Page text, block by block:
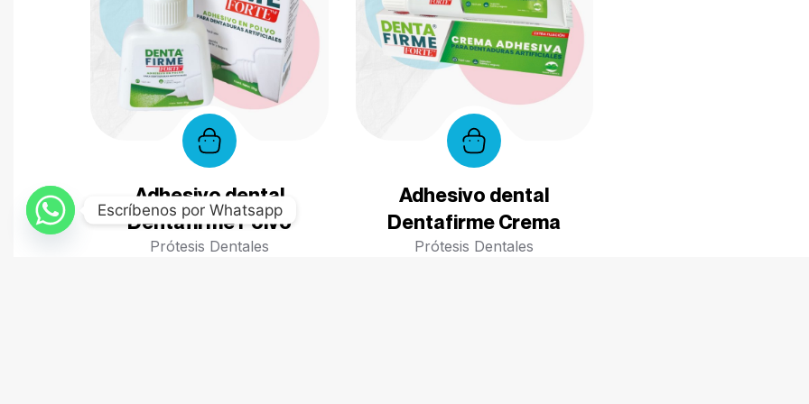
Adhesivo dental
Dentafirme Polvo
Prótesis Dentales
Adhesivo dental
Dentafirme Crema
Prótesis Dentales
Escríbenos por Whatsapp